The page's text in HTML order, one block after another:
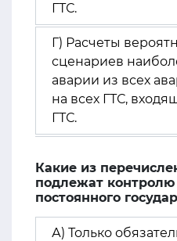
ГТС.
Г) Расчеты
сценариев
аварии из всех
на всех ГТС,
ГТС.
Какие из
подлежат
постоянного
А) Только